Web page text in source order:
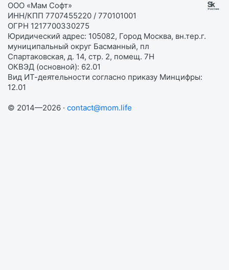
ООО «Мам Софт»
ИНН/КПП 7707455220 / 770101001
ОГРН 1217700330275
Юридический адрес: 105082, Город Москва, вн.тер.г.
муниципальный округ Басманный, пл
Спартаковская, д. 14, стр. 2, помещ. 7Н
ОКВЭД (основной): 62.01
Вид ИТ-деятельности согласно приказу Минцифры:
12.01
© 2014—2026 · contact@mom.life